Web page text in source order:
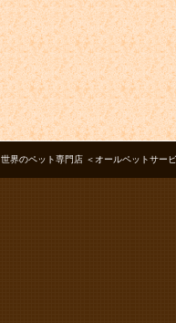
世界のペット専門店 ＜オールペットサー